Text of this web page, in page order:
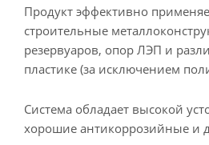
Продукт эффективно
строительные
резервуаров, опор ЛЭП и
пластике (за исключением
Система обладает высокой
хорошие антикоррозийные и